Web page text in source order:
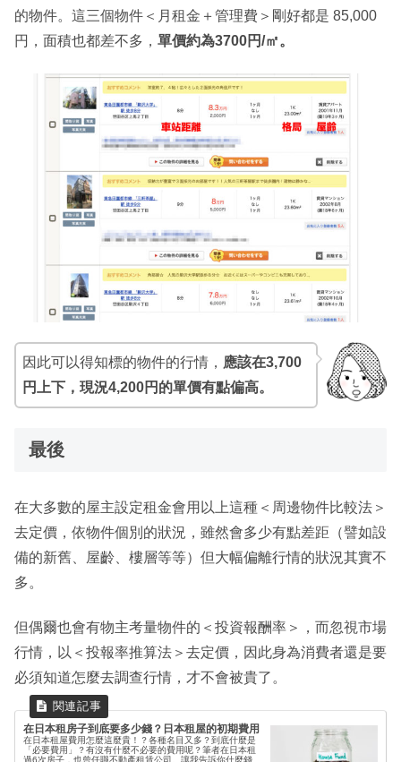
的物件。這三個物件＜月租金＋管理費＞剛好都是 85,000
円，面積也都差不多， 單價約為3700円/㎡。
因此可以得知標的物件的行情， 應該在3,700
円上下，現況4,200円的單價有點偏高。
最後
在大多數的屋主設定租金會用以上這種＜周邊物件比較法＞
去定價，依物件個別的狀況，雖然會多少有點差距（譬如設
備的新舊、屋齡、樓層等等）但大幅偏離行情的狀況其實不
多。
但偶爾也會有物主考量物件的＜投資報酬率＞，而忽視市場
行情，以＜投報率推算法＞去定價，因此身為消費者還是要
必須知道怎麼去調查行情，才不會被貴了。
在日本租房子到底要多少錢？日本租屋的初期費用
在日本租屋費用怎麼這麼貴！？各種名目又多？到底什麼是
「必要費用」？有沒有什麼不必要的費用呢？筆者在日本租
過6次房子，也曾任職不動產租賃公司。讓我告訴你什麼錢可